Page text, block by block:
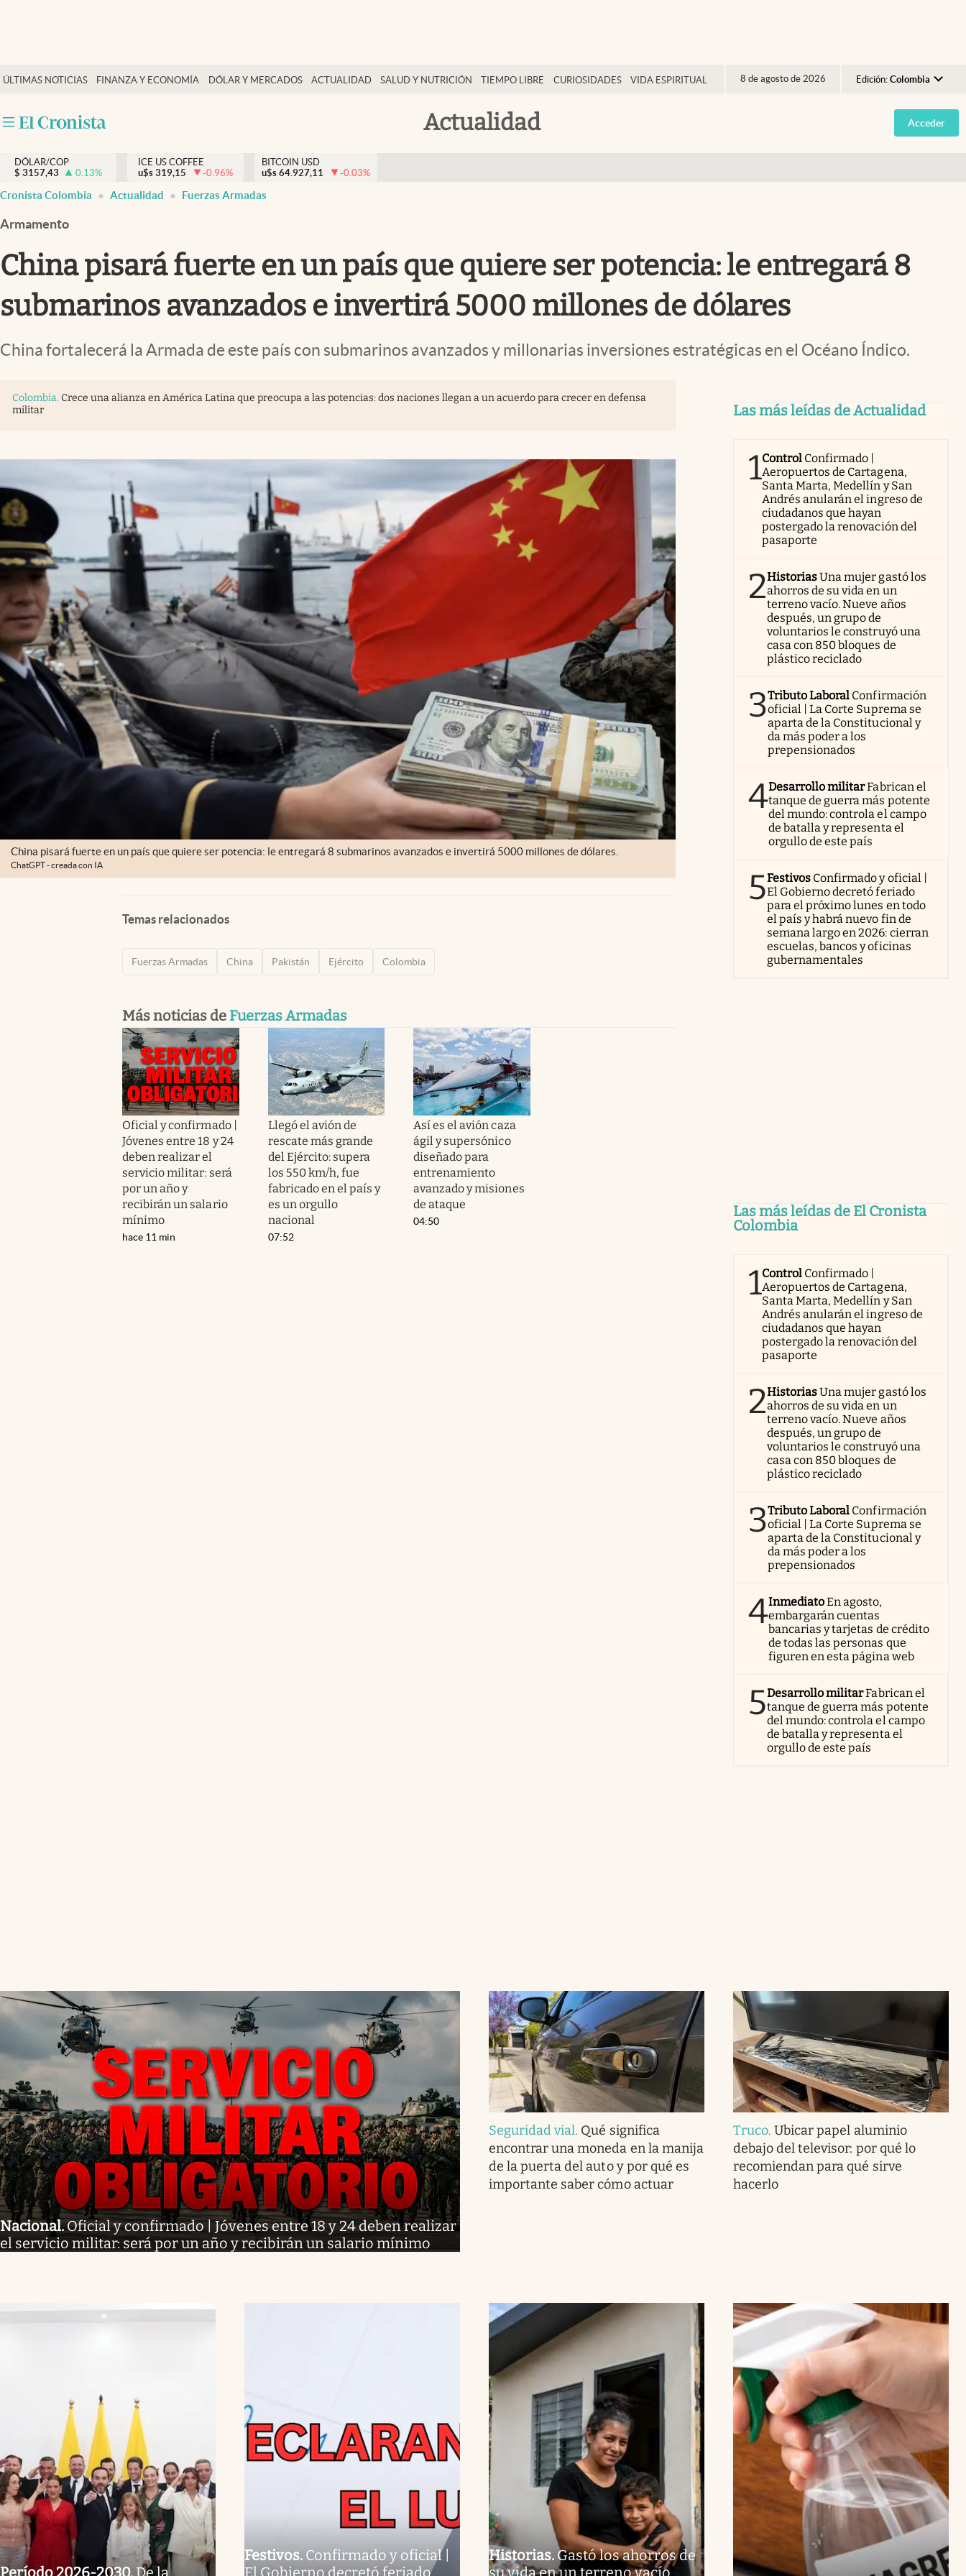
ÚLTIMAS NOTICIAS FINANZA Y ECONOMÍA DÓLAR Y MERCADOS ACTUALIDAD SALUD Y NUTRICIÓN TIEMPO LIBRE CURIOSIDADES VIDA ESPIRITUAL 8 de agosto de 2026 Edición: Colombia
Argentina
España
Actualidad
Salud y nutrición
Tiempo libre
Dólar y mercados
Curiosidades
Acceder
DÓLAR/COP
$ 3157,43 0.13%
ICE US COFFEE
u$s 319,15 -0.96%
BITCOIN USD
u$s 64.927,11 -0.03%
Cronista Colombia Actualidad Fuerzas Armadas
Armamento
China pisará fuerte en un país que quiere ser potencia: le entregará 8
submarinos avanzados e invertirá 5000 millones de dólares
China fortalecerá la Armada de este país con submarinos avanzados y millonarias inversiones estratégicas en el Océano Índico.
Colombia. Crece una alianza en América Latina que preocupa a las potencias: dos naciones llegan a un acuerdo para crecer en defensa
militar
China pisará fuerte en un país que quiere ser potencia: le entregará 8 submarinos avanzados e invertirá 5000 millones de dólares.
ChatGPT - creada con IA
Temas relacionados
Fuerzas Armadas China Pakistán Ejército Colombia
Más noticias de Fuerzas Armadas
Oficial y confirmado |
Jóvenes entre 18 y 24
deben realizar el
servicio militar: será
por un año y
recibirán un salario
mínimo
hace 11 min
Llegó el avión de
rescate más grande
del Ejército: supera
los 550 km/h, fue
fabricado en el país y
es un orgullo
nacional
07:52
Así es el avión caza
ágil y supersónico
diseñado para
entrenamiento
avanzado y misiones
de ataque
04:50
Las más leídas de Actualidad
1Control Confirmado |
Aeropuertos de Cartagena,
Santa Marta, Medellín y San
Andrés anularán el ingreso de
ciudadanos que hayan
postergado la renovación del
pasaporte
2HistoriasUna mujer gastó los
ahorros de su vida en un
terreno vacío. Nueve años
después, un grupo de
voluntarios le construyó una
casa con 850 bloques de
plástico reciclado
3Tributo Laboral Confirmación
oficial | La Corte Suprema se
aparta de la Constitucional y
da más poder a los
prepensionados
4Desarrollo militarFabrican el
tanque de guerra más potente
del mundo: controla el campo
de batalla y representa el
orgullo de este país
5Festivos Confirmado y oficial |
El Gobierno decretó feriado
para el próximo lunes en todo
el país y habrá nuevo fin de
semana largo en 2026: cierran
escuelas, bancos y oficinas
gubernamentales
Las más leídas de El Cronista
Colombia
1Control Confirmado |
Aeropuertos de Cartagena,
Santa Marta, Medellín y San
Andrés anularán el ingreso de
ciudadanos que hayan
postergado la renovación del
pasaporte
2HistoriasUna mujer gastó los
ahorros de su vida en un
terreno vacío. Nueve años
después, un grupo de
voluntarios le construyó una
casa con 850 bloques de
plástico reciclado
3Tributo Laboral Confirmación
oficial | La Corte Suprema se
aparta de la Constitucional y
da más poder a los
prepensionados
4InmediatoEn agosto,
embargarán cuentas
bancarias y tarjetas de crédito
de todas las personas que
figuren en esta página web
5Desarrollo militarFabrican el
tanque de guerra más potente
del mundo: controla el campo
de batalla y representa el
orgullo de este país
Nacional.Oficial y confirmado | Jóvenes entre 18 y 24 deben realizar
el servicio militar: será por un año y recibirán un salario mínimo
Seguridad vial. Qué significa
encontrar una moneda en la manija
de la puerta del auto y por qué es
importante saber cómo actuar
Truco.Ubicar papel aluminio
debajo del televisor: por qué lo
recomiendan para qué sirve
hacerlo
Período 2026-2030. De la
Festivos. Confirmado y oficial |
El Gobierno decretó feriado
Historias. Gastó los ahorros de
su vida en un terreno vacío.